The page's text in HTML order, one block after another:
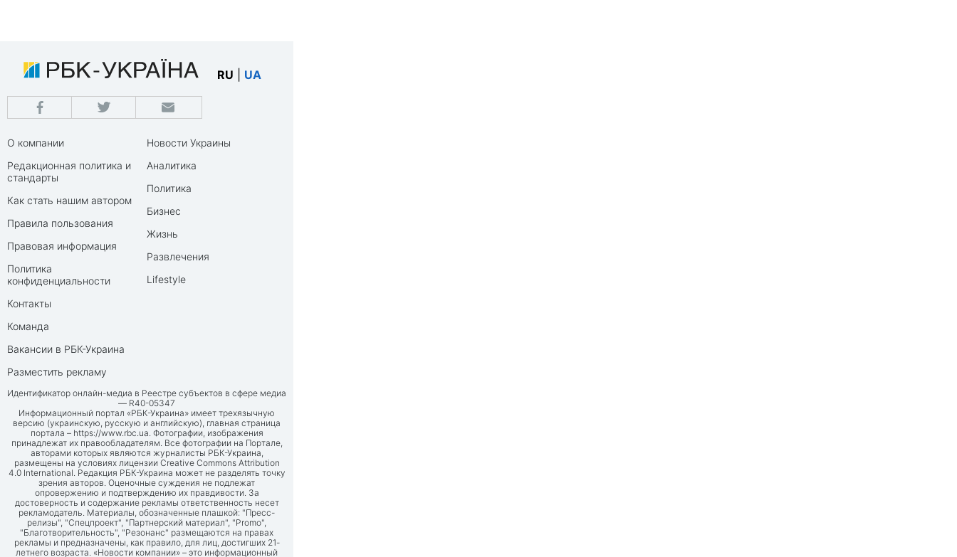
RU UA
О компании
Редакционная политика и
стандарты
Как стать нашим автором
Правила пользования
Правовая информация
Политика
конфиденциальности
Контакты
Команда
Вакансии в РБК-Украина
Разместить рекламу
Новости Украины
Аналитика
Политика
Бизнес
Жизнь
Развлечения
Lifestyle
Идентификатор онлайн-медиа в Реестре субъектов в сфере медиа
— R40-05347
Информационный портал «РБК-Украина» имеет трехязычную
версию (украинскую, русскую и английскую), главная страница
портала – https://www.rbc.ua. Фотографии, изображения
принадлежат их правообладателям. Все фотографии на Портале,
авторами которых являются журналисты РБК-Украина,
размещены на условиях лицензии Creative Commons Attribution
4.0 International. Редакция РБК-Украина может не разделять точку
зрения авторов. Оценочные суждения не подлежат
опровержению и подтверждению их правдивости. За
достоверность и содержание рекламы ответственность несет
рекламодатель. Материалы, обозначенные плашкой: "Пресс-
релизы", "Спецпроект", "Партнерский материал", "Promo",
"Благотворительность", "Резонанс" размещаются на правах
рекламы и предназначены, как правило, для лиц, достигших 21-
летнего возраста. «Новости компании» – это информационный